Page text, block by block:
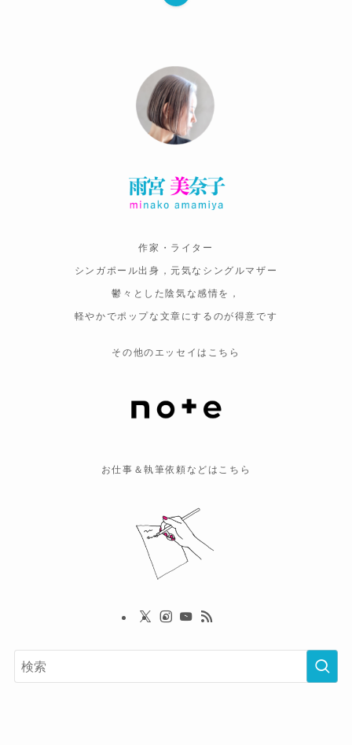
作家・ライター
シンガポール出身，元気なシングルマザー
鬱々とした陰気な感情を，
軽やかでポップな文章にするのが得意です
その他のエッセイはこちら
お仕事＆執筆依頼などはこちら